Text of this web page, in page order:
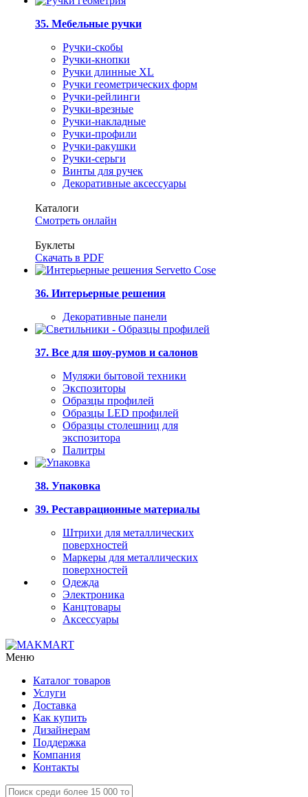
35. Мебельные ручки
Ручки-скобы
Ручки-кнопки
Ручки длинные XL
Ручки геометрических форм
Ручки-рейлинги
Ручки-врезные
Ручки-накладные
Ручки-профили
Ручки-ракушки
Ручки-серьги
Винты для ручек
Декоративные аксессуары
Каталоги
Смотреть онлайн
Буклеты
Скачать в PDF
36. Интерьерные решения
Декоративные панели
37. Все для шоу-румов и салонов
Муляжи бытовой техники
Экспозиторы
Образцы профилей
Образцы LED профилей
Образцы столешниц для
экспозитора
Палитры
38. Упаковка
39. Реставрационные материалы
Штрихи для металлических
поверхностей
Маркеры для металлических
поверхностей
Одежда
Электроника
Канцтовары
Аксессуары
Меню
Каталог товаров
Услуги
Доставка
Как купить
Дизайнерам
Поддержка
Компания
Контакты